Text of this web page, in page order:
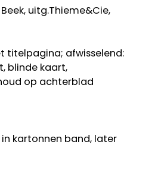
Beek, uitg.Thieme&Cie,
titelpagina; afwisselend:
blinde kaart,
op achterblad
kartonnen band, later